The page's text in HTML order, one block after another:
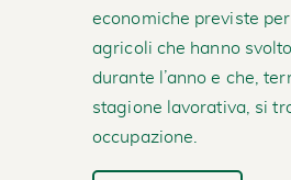
economiche previste
agricoli che hanno
durante l’anno e che,
stagione lavorativa, si
occupazione.